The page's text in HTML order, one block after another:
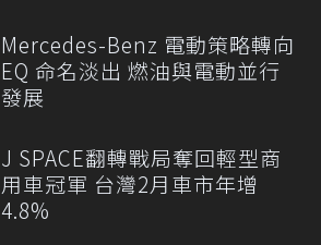
Mercedes-Benz 電動策略轉向
EQ 命名淡出 燃油與電動並行
發展
J SPACE翻轉戰局奪回輕型商
用車冠軍 台灣2月車市年增
4.8%